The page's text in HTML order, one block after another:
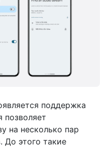
поддержка
позволяет
на несколько пар
До этого такие